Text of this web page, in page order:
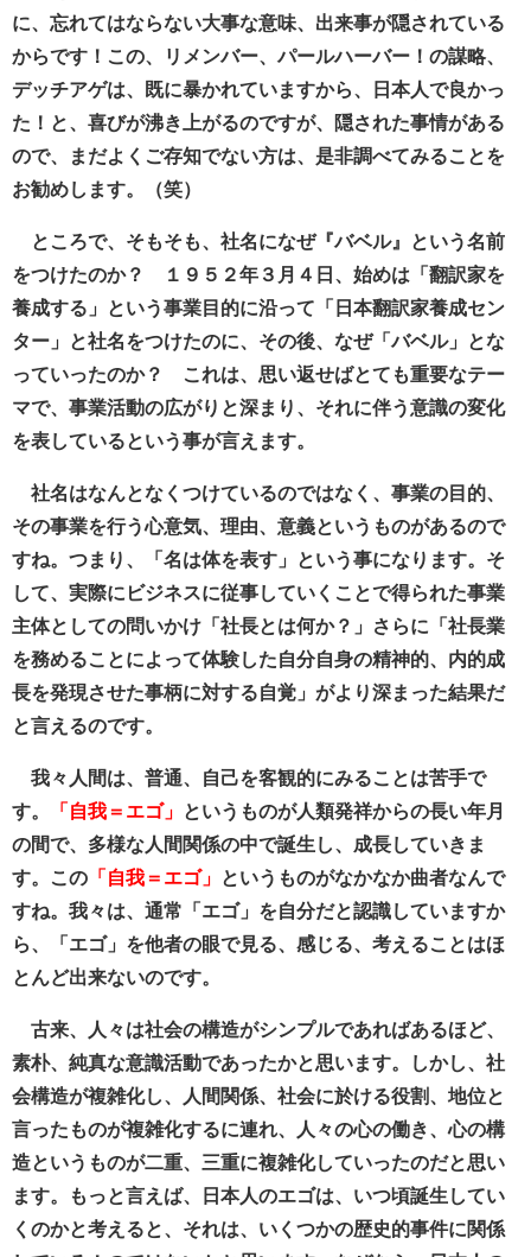
に、忘れてはならない大事な意味、出来事が隠されている
からです！この、リメンバー、パールハーバー！の謀略、
デッチアゲは、既に暴かれていますから、日本人で良かっ
た！と、喜びが沸き上がるのですが、隠された事情がある
ので、まだよくご存知でない方は、是非調べてみることを
お勧めします。（笑）
ところで、そもそも、社名になぜ『バベル』という名前
をつけたのか？ １９５２年３月４日、始めは「翻訳家を
養成する」という事業目的に沿って「日本翻訳家養成セン
ター」と社名をつけたのに、その後、なぜ「バベル」とな
っていったのか？ これは、思い返せばとても重要なテー
マで、事業活動の広がりと深まり、それに伴う意識の変化
を表しているという事が言えます。
社名はなんとなくつけているのではなく、事業の目的、
その事業を行う心意気、理由、意義というものがあるので
すね。つまり、「名は体を表す」という事になります。そ
して、実際にビジネスに従事していくことで得られた事業
主体としての問いかけ「社長とは何か？」さらに「社長業
を務めることによって体験した自分自身の精神的、内的成
長を発現させた事柄に対する自覚」がより深まった結果だ
と言えるのです。
我々人間は、普通、自己を客観的にみることは苦手で
す。
「自我＝エゴ」
というものが人類発祥からの長い年月
の間で、多様な人間関係の中で誕生し、成長していきま
す。この 「自我＝エゴ」
というものがなかなか曲者なんで
すね。我々は、通常「エゴ」を自分だと認識していますか
ら、「エゴ」を他者の眼で見る、感じる、考えることはほ
とんど出来ないのです。
古来、人々は社会の構造がシンプルであればあるほど、
素朴、純真な意識活動であったかと思います。しかし、社
会構造が複雑化し、人間関係、社会に於ける役割、地位と
言ったものが複雑化するに連れ、人々の心の働き、心の構
造というものが二重、三重に複雑化していったのだと思い
ます。もっと言えば、日本人のエゴは、いつ頃誕生してい
くのかと考えると、それは、いくつかの歴史的事件に関係